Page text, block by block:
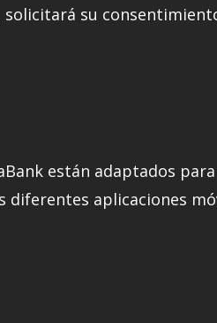
solicitará su
están adaptados
diferentes aplicaciones